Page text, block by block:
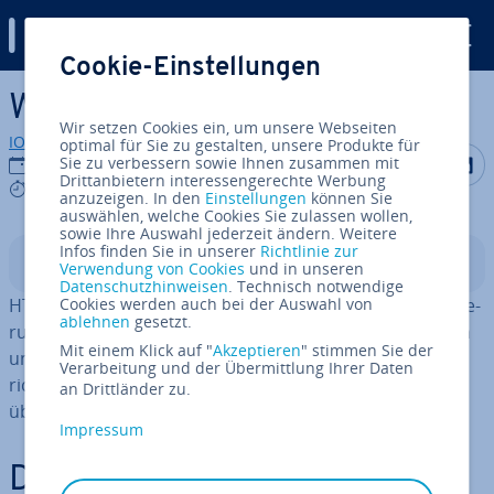
Zum Haupt­in­halt springen
Was ist HTML For­mat­ting?
IONOS Redaktion
05.11.2024
7 mins
Auf Auf
In­halts­ver­zeich­nis
HTML For­mat­ting be­zeich­net den Prozess der Struk­tu­rie­
rung und Ge­stal­tung von Web­sei­ten­in­hal­ten wie Texten
und Bildern durch die Ver­wen­dung von HTML-Tags. Die
richtige Nutzung dieser Tags er­mög­licht es, Inhalte klar,
über­sicht­lich und an­spre­chend dar­zu­stel­len.
De­fi­ni­ti­on: Was bedeutet
Cookie-Einstellungen
Wir setzen Cookies ein, um unsere Webseiten
optimal für Sie zu gestalten, unsere Produkte für
Sie zu verbessern sowie Ihnen zusammen mit
Drittanbietern interessengerechte Werbung
anzuzeigen. In den Einstellungen können Sie
auswählen, welche Cookies Sie zulassen wollen,
sowie Ihre Auswahl jederzeit ändern. Weitere
Infos finden Sie in unserer Richtlinie zur
Verwendung von Cookies und in unseren
Datenschutzhinweisen. Technisch notwendige
Cookies werden auch bei der Auswahl von
ablehnen gesetzt.
Mit einem Klick auf "Akzeptieren" stimmen Sie der
Verarbeitung und der Übermittlung Ihrer Daten
an Drittländer zu.
Impressum